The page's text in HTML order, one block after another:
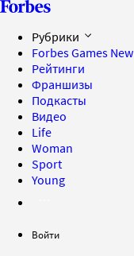
Рубрики
Forbes Games New
Рейтинги
Франшизы
Подкасты
Видео
Life
Woman
Sport
Young
Войти